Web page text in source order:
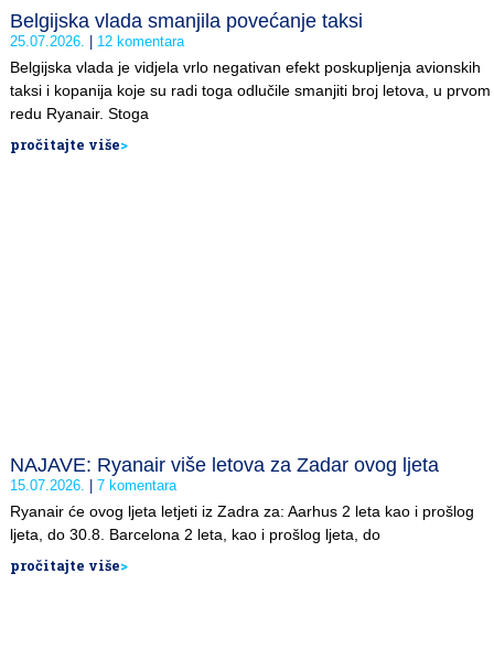
Belgijska vlada smanjila povećanje taksi
25.07.2026. 12 komentara
Belgijska vlada je vidjela vrlo negativan efekt poskupljenja avionskih
taksi i kopanija koje su radi toga odlučile smanjiti broj letova, u prvom
redu Ryanair. Stoga
pročitajte više>
NAJAVE: Ryanair više letova za Zadar ovog ljeta
15.07.2026. 7 komentara
Ryanair će ovog ljeta letjeti iz Zadra za: Aarhus 2 leta kao i prošlog
ljeta, do 30.8. Barcelona 2 leta, kao i prošlog ljeta, do
pročitajte više>